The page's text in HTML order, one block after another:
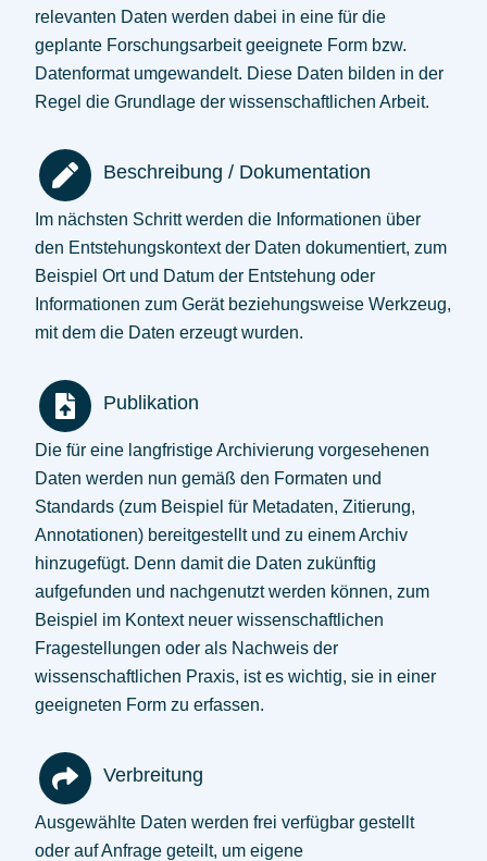
relevanten Daten werden dabei in eine für die
geplante Forschungsarbeit geeignete Form bzw.
Datenformat umgewandelt. Diese Daten bilden in der
Regel die Grundlage der wissenschaftlichen Arbeit.
Beschreibung / Dokumentation
Im nächsten Schritt werden die Informationen über
den Entstehungskontext der Daten dokumentiert, zum
Beispiel Ort und Datum der Entstehung oder
Informationen zum Gerät beziehungsweise Werkzeug,
mit dem die Daten erzeugt wurden.
Publikation
Die für eine langfristige Archivierung vorgesehenen
Daten werden nun gemäß den Formaten und
Standards (zum Beispiel für Metadaten, Zitierung,
Annotationen) bereitgestellt und zu einem Archiv
hinzugefügt. Denn damit die Daten zukünftig
aufgefunden und nachgenutzt werden können, zum
Beispiel im Kontext neuer wissenschaftlichen
Fragestellungen oder als Nachweis der
wissenschaftlichen Praxis, ist es wichtig, sie in einer
geeigneten Form zu erfassen.
Verbreitung
Ausgewählte Daten werden frei verfügbar gestellt
oder auf Anfrage geteilt, um eigene